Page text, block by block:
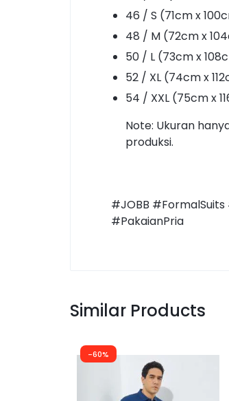
46 / S (71cm x
48 / M (72cm x
50 / L (73cm x
52 / XL (74cm x
54 / XXL (75cm x
Note: Ukuran
produksi.
#JOBB
#PakaianPria
Similar Products
-60%